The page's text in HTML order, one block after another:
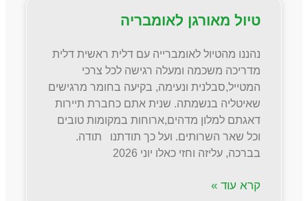
טיול מאורגן לאומבריה
נהננו מהטיול לאומברייה עם דלית ראשית דלית
מדריכה משכמה ומעלה רגישה לכל צרכי
המטייל,סבלנית ונעימה, בקיעה בחומר מרגישים
שאיטליה בנשמתה. שנית אתם כחברת תיירות
דאגתם למלון מדהים,ארוחות במקומות טובים
וכל שאר השרותים. ועל כך תודתנו תודה.
בברכה, עליזה וחזי כאלו יוני 2026
קרא עוד »